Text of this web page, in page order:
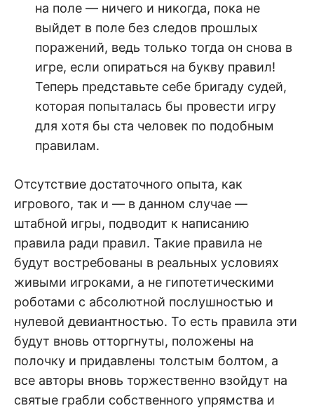
на поле — ничего и никогда, пока не
выйдет в поле без следов прошлых
поражений, ведь только тогда он снова в
игре, если опираться на букву правил!
Теперь представьте себе бригаду судей,
которая попыталась бы провести игру
для хотя бы ста человек по подобным
правилам.
Отсутствие достаточного опыта, как
игрового, так и — в данном случае —
штабной игры, подводит к написанию
правила ради правил. Такие правила не
будут востребованы в реальных условиях
живыми игроками, а не гипотетическими
роботами с абсолютной послушностью и
нулевой девиантностью. То есть правила эти
будут вновь отторгнуты, положены на
полочку и придавлены толстым болтом, а
все авторы вновь торжественно взойдут на
святые грабли собственного упрямства и